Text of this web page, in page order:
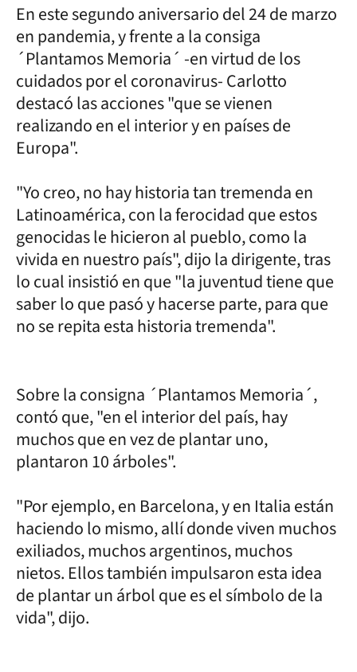
En este segundo aniversario del 24 de marzo
en pandemia, y frente a la consiga
´Plantamos Memoria´ -en virtud de los
cuidados por el coronavirus- Carlotto
destacó las acciones "que se vienen
realizando en el interior y en países de
Europa".
"Yo creo, no hay historia tan tremenda en
Latinoamérica, con la ferocidad que estos
genocidas le hicieron al pueblo, como la
vivida en nuestro país", dijo la dirigente, tras
lo cual insistió en que "la juventud tiene que
saber lo que pasó y hacerse parte, para que
no se repita esta historia tremenda".
Sobre la consigna ´Plantamos Memoria´,
contó que, "en el interior del país, hay
muchos que en vez de plantar uno,
plantaron 10 árboles".
"Por ejemplo, en Barcelona, y en Italia están
haciendo lo mismo, allí donde viven muchos
exiliados, muchos argentinos, muchos
nietos. Ellos también impulsaron esta idea
de plantar un árbol que es el símbolo de la
vida", dijo.